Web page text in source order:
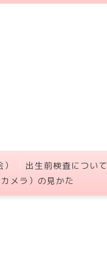
出生前検査について
メラ）の見かた